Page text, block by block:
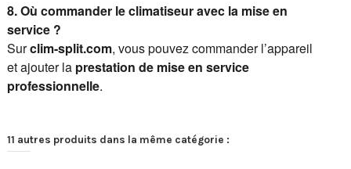
8. Où commander le climatiseur avec la mise en
service ?
Surclim-split.com, vous pouvez commander l’appareil
et ajouter la prestation de mise en service
professionnelle.
11 autres produits dans la même catégorie :